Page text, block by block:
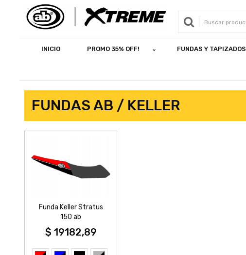
INICIO PROMO 35% OFF! FUNDAS Y TAPIZADOS
FUNDAS AB / KELLER
Funda Keller Stratus
150 ab
$ 19182,89